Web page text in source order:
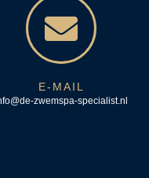
E-MAIL
zwemspa-specialist.nl